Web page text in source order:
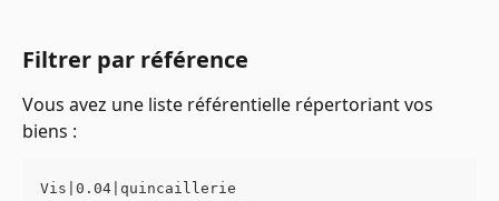
Filtrer par référence
Vous avez une liste référentielle répertoriant vos
biens :
Vis|0.04|quincaillerie